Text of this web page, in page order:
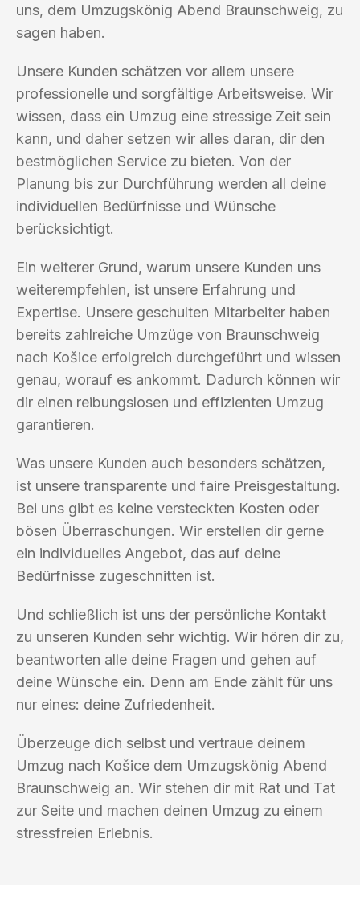
uns, dem Umzugskönig Abend Braunschweig, zu
sagen haben.
Unsere Kunden schätzen vor allem unsere
professionelle und sorgfältige Arbeitsweise. Wir
wissen, dass ein Umzug eine stressige Zeit sein
kann, und daher setzen wir alles daran, dir den
bestmöglichen Service zu bieten. Von der
Planung bis zur Durchführung werden all deine
individuellen Bedürfnisse und Wünsche
berücksichtigt.
Ein weiterer Grund, warum unsere Kunden uns
weiterempfehlen, ist unsere Erfahrung und
Expertise. Unsere geschulten Mitarbeiter haben
bereits zahlreiche Umzüge von Braunschweig
nach Košice erfolgreich durchgeführt und wissen
genau, worauf es ankommt. Dadurch können wir
dir einen reibungslosen und effizienten Umzug
garantieren.
Was unsere Kunden auch besonders schätzen,
ist unsere transparente und faire Preisgestaltung.
Bei uns gibt es keine versteckten Kosten oder
bösen Überraschungen. Wir erstellen dir gerne
ein individuelles Angebot, das auf deine
Bedürfnisse zugeschnitten ist.
Und schließlich ist uns der persönliche Kontakt
zu unseren Kunden sehr wichtig. Wir hören dir zu,
beantworten alle deine Fragen und gehen auf
deine Wünsche ein. Denn am Ende zählt für uns
nur eines: deine Zufriedenheit.
Überzeuge dich selbst und vertraue deinem
Umzug nach Košice dem Umzugskönig Abend
Braunschweig an. Wir stehen dir mit Rat und Tat
zur Seite und machen deinen Umzug zu einem
stressfreien Erlebnis.